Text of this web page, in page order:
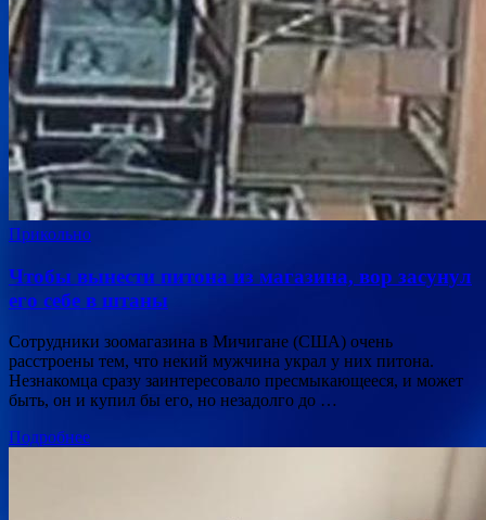
Прикольно
Чтобы вынести питона из магазина, вор засунул
его себе в штаны
Сотрудники зоомагазина в Мичигане (США) очень
расстроены тем, что некий мужчина украл у них питона.
Незнакомца сразу заинтересовало пресмыкающееся, и может
быть, он и купил бы его, но незадолго до …
Подробнее